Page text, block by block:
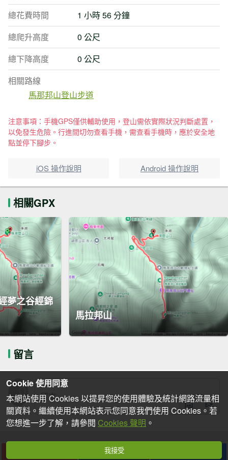
總花費時間
1 小時 56 分鐘
總爬升高度
0 公尺
總下降高度
0 公尺
相關路線
馬那邦山登山步道
注意事項：手機GPS僅供輔助使用，登山需依實際狀況判斷處置，
以免發生危險。行進間切勿查看手機，需查看手機時，應於安全地
點並停下腳步。
iOS 操作說明 Android 操作說明
相關GPX
夢之谷經錦
馬拉邦山
留言
下載
Cookie 使用同意
本網站使用 Cookies 以提昇您的使用體驗及統計網路流量相
關資料。繼續使用本網站表示您同意我們使用 Cookies。若
您想進一步了解，請參閱 Cookies 聲明 。
我接受